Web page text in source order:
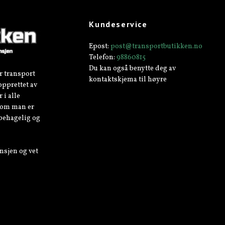
transport
av
i alle
man er
og
og vet
Kundeservice
Epost:post@transportbutikken.no
Telefon:98860815
Du kan også benytte deg av
kontaktskjema til høyre